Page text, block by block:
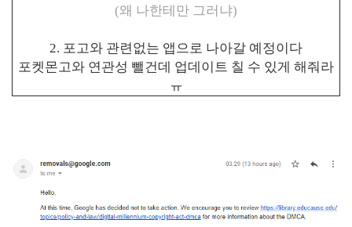
(왜 나한테만 그러냐)
2. 포고와 관련없는 앱으로 나아갈 예정이다
포켓몬고와 연관성 뺄건데 업데이트 칠 수 있게 해줘라
ㅠ